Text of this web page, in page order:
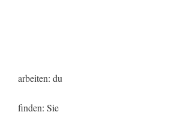
arbeiten: du
finden: Sie